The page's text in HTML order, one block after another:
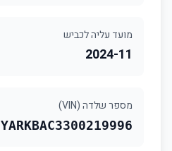
מועד עליה לכביש
2024-11
מספר שלדה (VIN)
YARKBAC3300219996